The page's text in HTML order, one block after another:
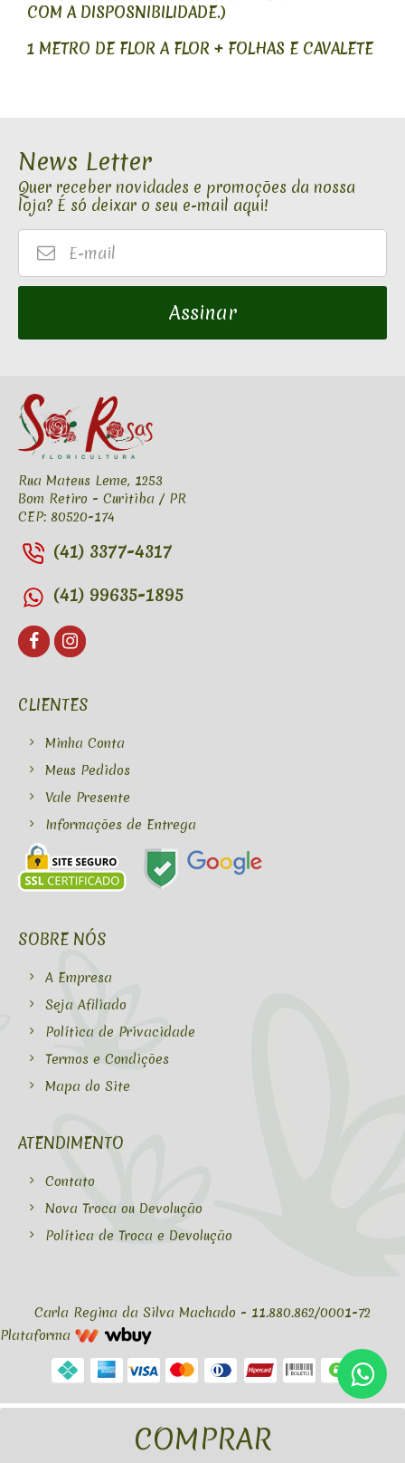
COM A DISPOSNIBILIDADE.)
1 METRO DE FLOR A FLOR + FOLHAS E CAVALETE
News Letter
Quer receber novidades e promoções da nossa
loja? É só deixar o seu e-mail aqui!
E-
Assinar
Rua Mateus Leme, 1253
Bom Retiro - Curitiba / PR
CEP: 80520-174
(41) 3377-4317
(41) 99635-1895
CLIENTES
Minha Conta
Meus Pedidos
Vale Presente
Informações de Entrega
SOBRE NÓS
A Empresa
Seja Afiliado
Política de Privacidade
Termos e Condições
Mapa do Site
ATENDIMENTO
Contato
Nova Troca ou Devolução
Política de Troca e Devolução
Carla Regina da Silva Machado - 11.880.862/0001-72
Plataforma